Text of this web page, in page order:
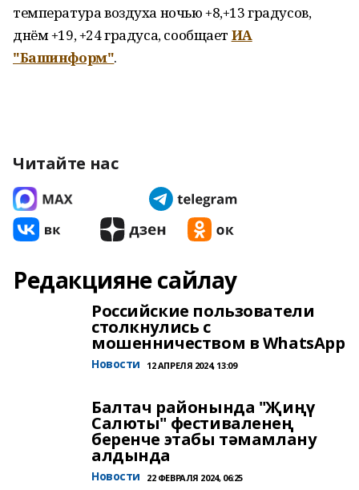
температура воздуха ночью +8,+13 градусов,
днём +19, +24 градуса, сообщает ИА
"Башинформ".
Читайте нас
Редакцияне сайлау
Российские пользователи
столкнулись с
мошенничеством в WhatsApp
Новости 12 АПРЕЛЯ 2024, 13:09
Балтач районында "Җиңү
Салюты" фестиваленең
беренче этабы тәмамлану
алдында
Новости 22 ФЕВРАЛЯ 2024, 06:25